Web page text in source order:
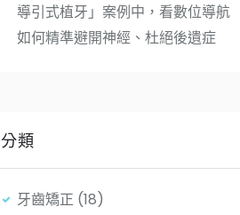
導引式植牙」案例中，看數位導航
如何精準避開神經、杜絕後遺症
分類
牙齒矯正(18)